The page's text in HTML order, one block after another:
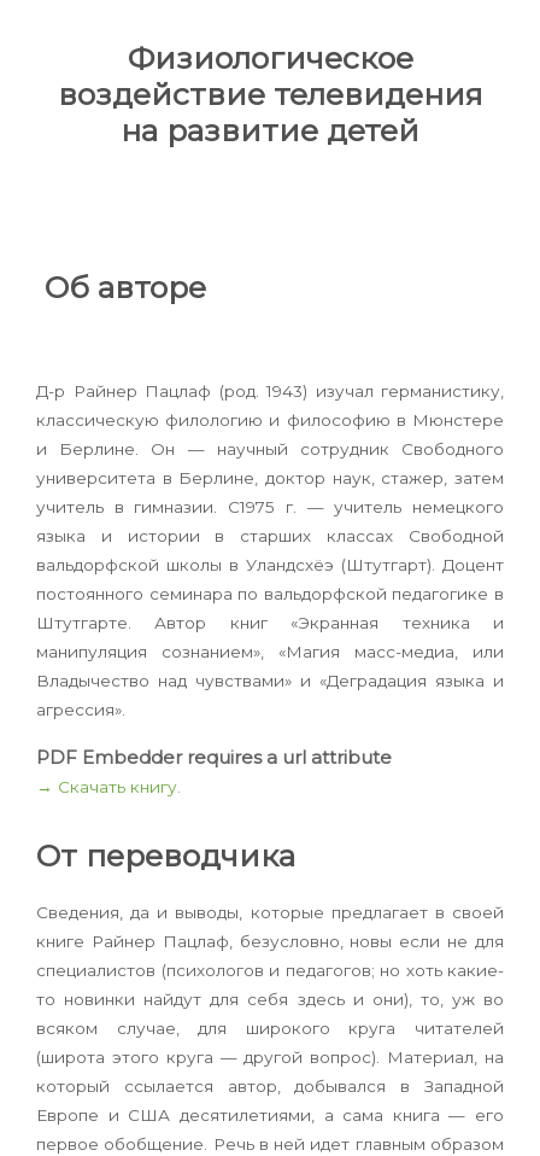
Физиологическое
воздействие телевидения
на развитие детей
Об авторе
Д-р Райнер Пацлаф (род. 1943) изучал германистику,
классическую филологию и философию в Мюнстере
и Берлине. Он — научный сотрудник Свободного
университета в Берлине, доктор наук, стажер, затем
учитель в гимназии. С1975 г. — учитель немецкого
языка и истории в старших классах Свободной
вальдорфской школы в Уландсхёэ (Штутгарт). Доцент
постоянного семинара по вальдорфской педагогике в
Штутгарте. Автор книг «Экранная техника и
манипуляция сознанием», «Магия масс-медиа, или
Владычество над чувствами» и «Деградация языка и
агрессия».
PDF Embedder requires a url attribute
→ Скачать книгу.
От переводчика
Сведения, да и выводы, которые предлагает в своей
книге Райнер Пацлаф, безусловно, новы если не для
специалистов (психологов и педагогов; но хоть какие-
то новинки найдут для себя здесь и они), то, уж во
всяком случае, для широкого круга читателей
(широта этого круга — другой вопрос). Материал, на
который ссылается автор, добывался в Западной
Европе и США десятилетиями, а сама книга — его
первое обобщение. Речь в ней идет главным образом